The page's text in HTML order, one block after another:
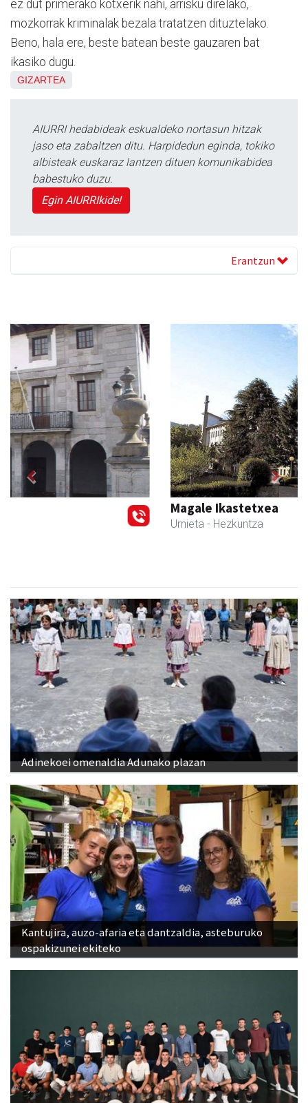
ez dut primerako kotxerik nahi, arrisku direlako,
mozkorrak kriminalak bezala tratatzen dituztelako.
Beno, hala ere, beste batean beste gauzaren bat
ikasiko dugu.
GIZARTEA
AIURRI hedabideak eskualdeko nortasun hitzak
jaso eta zabaltzen ditu. Harpidedun eginda, tokiko
albisteak euskaraz lantzen dituen komunikabidea
babestuko duzu.
Egin AIURRIkide!
Erantzun
Previous Next
Adinekoei omenaldia Adunako plazan
Kantujira, auzo-afaria eta dantzaldia, asteburuko
ospakizunei ekiteko